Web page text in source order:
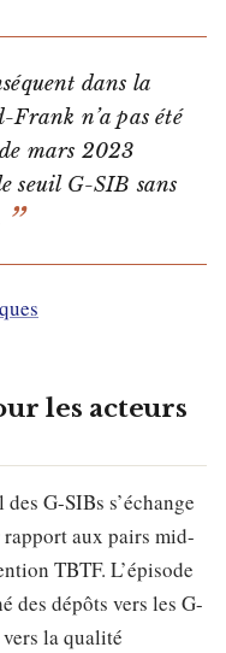
dans la
n’a pas été
mars 2023
seuil G-SIB sans
les acteurs
G-SIBs s’échange
aux pairs mid-
TBTF. L’épisode
des dépôts vers les G-
la qualité